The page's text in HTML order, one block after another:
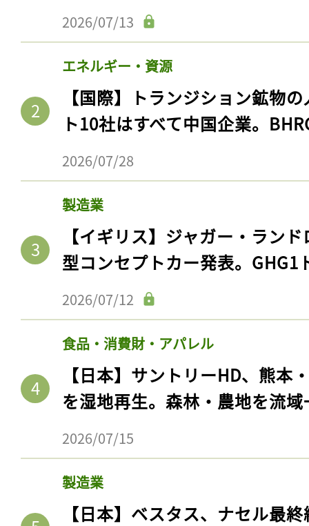
2026/07/13
エネルギー・資源
【国際】トランジション鉱物
ト10社はすべて中国企業。
2026/07/28
製造業
【イギリス】ジャガー・ラン
型コンセプトカー発表。GHG1
2026/07/12
食品・消費財・アパレル
【日本】サントリーHD、熊本
を湿地再生。森林・農地を流
2026/07/15
製造業
【日本】ベスタス、ナセル最